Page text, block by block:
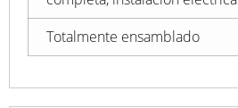
Totalmente ensamblado